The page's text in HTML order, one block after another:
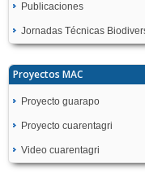
Publicaciones
Jornadas Técnicas
Proyectos MAC
Proyecto guarapo
Proyecto cuarentagri
Video cuarentagri